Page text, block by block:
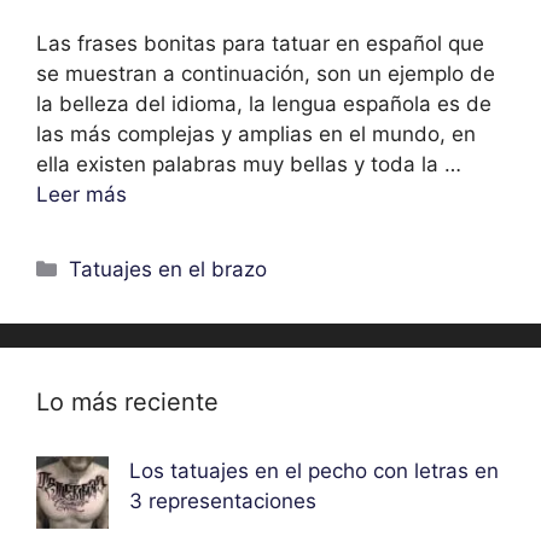
Las frases bonitas para tatuar en español que
se muestran a continuación, son un ejemplo de
la belleza del idioma, la lengua española es de
las más complejas y amplias en el mundo, en
ella existen palabras muy bellas y toda la …
Leer más
Categorías
Tatuajes en el brazo
Lo más reciente
Los tatuajes en el pecho con letras en
3 representaciones